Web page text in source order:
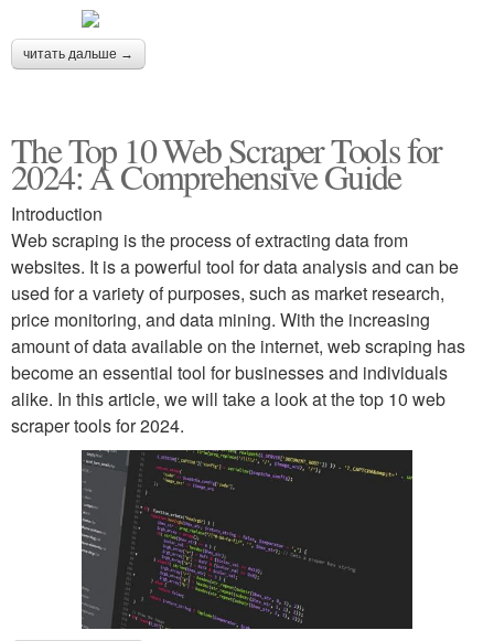
читать дальше →
The Top 10 Web Scraper Tools for
2024: A Comprehensive Guide
Introduction
Web scraping is the process of extracting data from
websites. It is a powerful tool for data analysis and can be
used for a variety of purposes, such as market research,
price monitoring, and data mining. With the increasing
amount of data available on the internet, web scraping has
become an essential tool for businesses and individuals
alike. In this article, we will take a look at the top 10 web
scraper tools for 2024.